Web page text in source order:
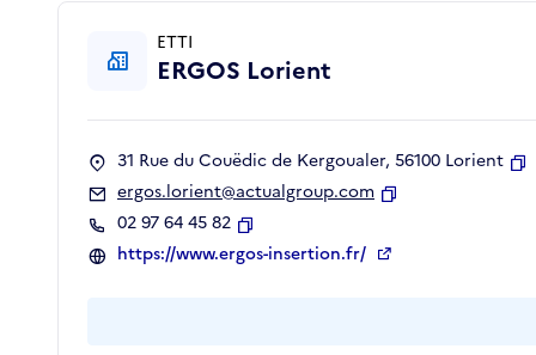
ETTI
ERGOS Lorient
31 Rue du Couëdic de Kergoualer, 56100 Lorient
ergos.lorient@actualgroup.com
02 97 64 45 82
Copier
https://www.ergos-insertion.fr/